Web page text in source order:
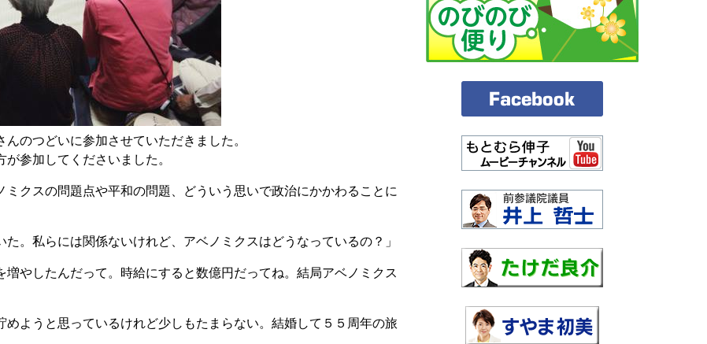
のつどいに参加させていただきました。
参加してくださいました。
クスの問題点や平和の問題、どういう思いで政治にかかわることに
。私らには関係ないけれど、アベノミクスはどうなっているの？」
やしたんだって。時給にすると数億円だってね。結局アベノミクス
ようと思っているけれど少しもたまらない。結婚して５５周年の旅